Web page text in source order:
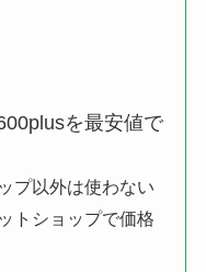
を最安値で
プ以外は使わない
トショップで価格